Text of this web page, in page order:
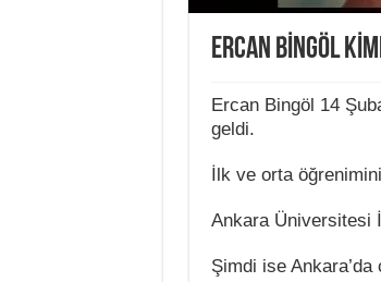
ERCAN BİNGÖL
Ercan Bingöl 14
geldi.
İlk ve orta
Ankara Üniversitesi
Şimdi ise